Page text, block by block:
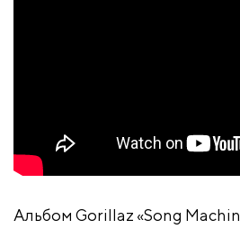
Альбом Gorillaz «Song